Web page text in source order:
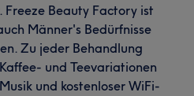
Beauty Factory ist
Männer's Bedürfnisse
Zu jeder Behandlung
und Teevariationen
und kostenloser WiFi-